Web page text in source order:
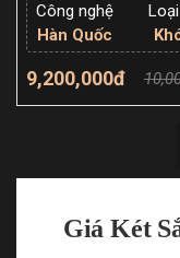
Công nghệ
Hàn Quốc
9,200,000đ
Thêm giỏ
Giá Két